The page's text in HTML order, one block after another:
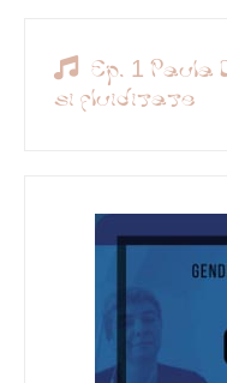
Ep. 1
si fluiditate